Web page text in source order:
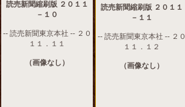
読売新聞縮刷版 ２０１１
－１０
-- 読売新聞東京本社 -- ２０
１１．１１
（画像なし）
読売新聞縮刷版 ２０１１
－１１
-- 読売新聞東京本社 -- ２０
１１．１２
（画像なし）